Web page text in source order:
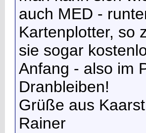
auch MED -
Kartenplotter, so
sie sogar
Anfang - also im
Dranbleiben!
Grüße aus Kaarst
Rainer